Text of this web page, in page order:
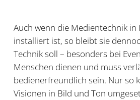
Auch wenn die Medientechnik in
installiert ist, so bleibt sie
Technik soll – besonders bei
Menschen dienen und muss
bedienerfreundlich sein. Nur so
Visionen in Bild und Ton